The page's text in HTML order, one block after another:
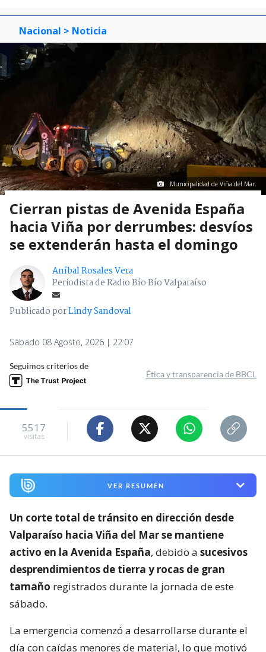
Nacional > Noticia
Municipalidad de Viña del Mar.
Cierran pistas de Avenida España
hacia Viña por derrumbes: desvíos
se extenderán hasta el domingo
Aníbal Rosales Vera
Periodista de Radio Bío Bío Valparaíso
Publicado porLindy Sandoval
Sábado 08 Agosto, 2026 | 22:07
Seguimos criterios de
Ética y transparencia de BBCL
5517
visitas
VER RESUMEN
Un corte total de tránsito en dirección desde
Valparaíso hacia Viña del Mar se mantiene
activo en la Avenida España, debido a sucesivos
desprendimientos de tierra y rocas de gran
tamaño registrados durante la jornada de este
sábado.
La emergencia comenzó a desarrollarse durante el
día con caídas menores de material, lo que motivó